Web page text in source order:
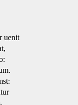
uenit